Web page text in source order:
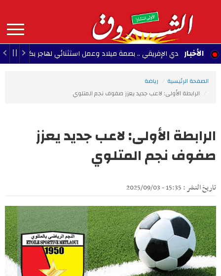
contenu
principal
MAIN
NAVIGATION الأخبار
النادي الإفريقي .. بصمة ميلاد وعمل استثنائي لهاجر بكار (فيديو)
الصفحة الرئيسية
رياضة
الرابطة الأولى: لاعب جديد يعزز صفوف نجم المتلوي
الرابطة الأولى: لاعب جديد يعزز
صفوف نجم المتلوي
تاريخ النشر : 15:35 - 2025/09/03